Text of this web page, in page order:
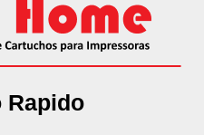
Rapido